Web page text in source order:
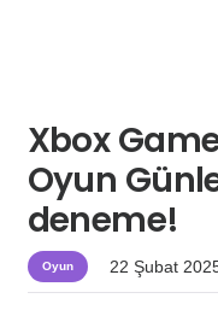
Xbox
Oyun
deneme!
Oyun 22 Şubat